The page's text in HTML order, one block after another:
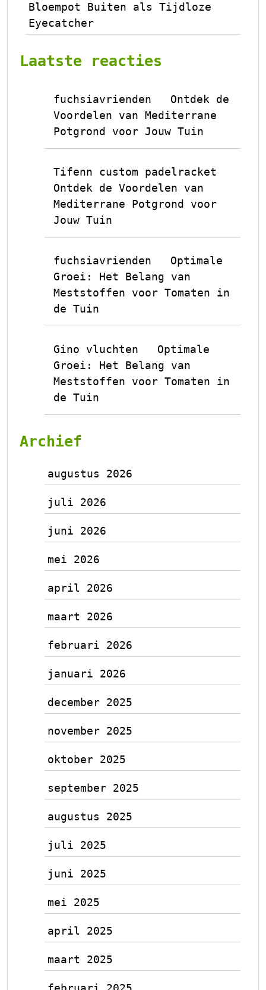
Bloempot Buiten als Tijdloze
Eyecatcher
Laatste reacties
fuchsiavrienden
Ontdek de
Voordelen van Mediterrane
Potgrond voor Jouw Tuin
Tifenn custom padelracket
Ontdek de Voordelen van
Mediterrane Potgrond voor
Jouw Tuin
fuchsiavrienden
Optimale
Groei: Het Belang van
Meststoffen voor Tomaten in
de Tuin
Gino vluchten
Optimale
Groei: Het Belang van
Meststoffen voor Tomaten in
de Tuin
Archief
augustus 2026
juli 2026
juni 2026
mei 2026
april 2026
maart 2026
februari 2026
januari 2026
december 2025
november 2025
oktober 2025
september 2025
augustus 2025
juli 2025
juni 2025
mei 2025
april 2025
maart 2025